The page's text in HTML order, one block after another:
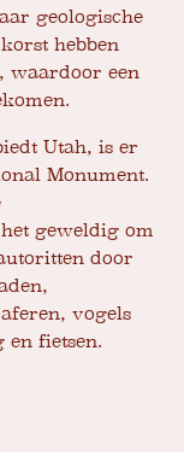
geologische
hebben
waardoor een
Utah, is er
Monument.
geweldig om
door
vogels
en fietsen.